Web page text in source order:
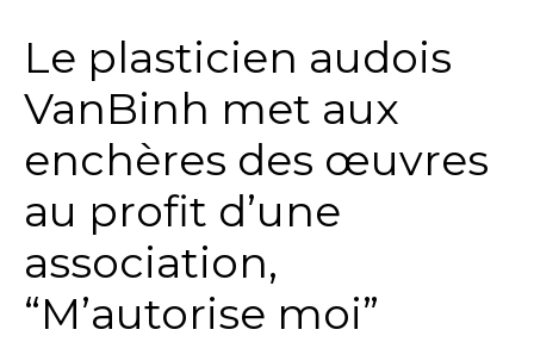
Le plasticien audois
VanBinh met aux
enchères des œuvres
au profit d’une
association,
“M’autorise moi”